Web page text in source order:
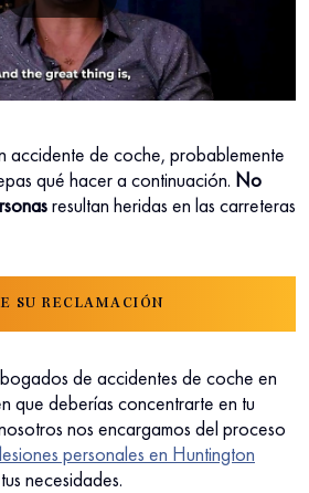
accidente de coche, probablemente
qué hacer a continuación. No
resultan heridas en las carreteras
SU RECLAMACIÓN
de accidentes de coche en
que deberías concentrarte en tu
nos encargamos del proceso
personales en Huntington
necesidades.